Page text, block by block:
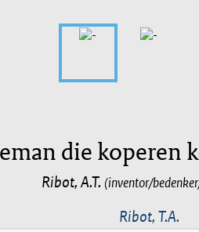
die koperen
Ribot, A.T. (inventor/
Ribot, T.A.